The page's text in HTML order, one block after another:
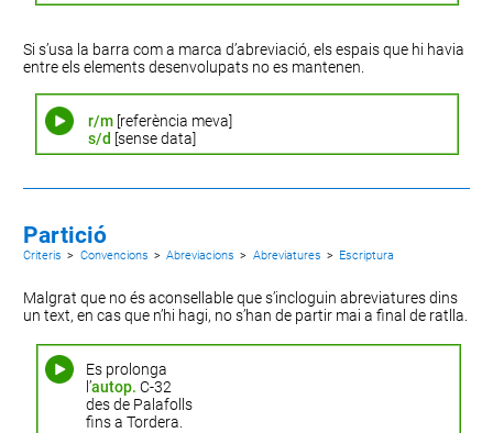
Si s’usa la barra com a marca d’abreviació, els espais que hi havia
entre els elements desenvolupats no es mantenen.
r/m[referència meva]
s/d [sense data]
Partició
Criteris > Convencions > Abreviacions > Abreviatures > Escriptura
Malgrat que no és aconsellable que s’incloguin abreviatures dins
un text, en cas que n’hi hagi, no s’han de partir mai a final de ratlla.
Es prolonga
l’autop. C-32
des de Palafolls
fins a Tordera.